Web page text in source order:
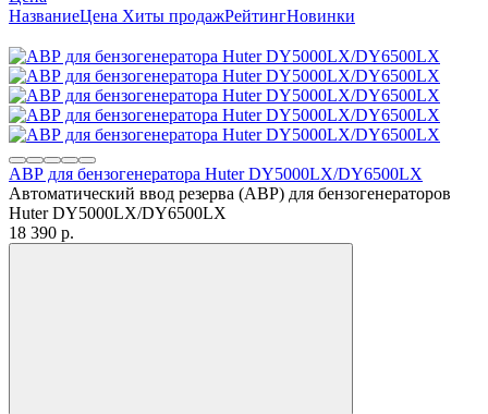
НазваниеЦена Хиты продажРейтингНовинки
АВР для бензогенератора Huter DY5000LX/DY6500LX
Автоматический ввод резерва (АВР) для бензогенераторов
Huter DY5000LX/DY6500LX
18 390 p.